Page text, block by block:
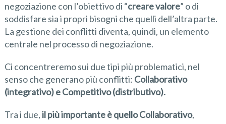
negoziazione con l’obiettivo di “creare valore” o di
soddisfare sia i propri bisogni che quelli dell’altra parte.
La gestione dei conflitti diventa, quindi, un elemento
centrale nel processo di negoziazione.
Ci concentreremo sui due tipi più problematici, nel
senso che generano più conflitti: Collaborativo
(integrativo) e Competitivo (distributivo).
Tra i due,il più importante è quello Collaborativo,